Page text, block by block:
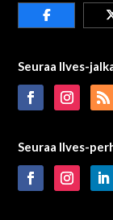
Seuraa Ilves-
Seuraa Ilves-